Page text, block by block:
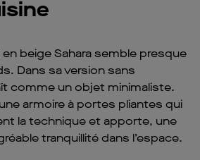
en beige Sahara semble presque
Dans sa version sans
comme un objet minimaliste.
armoire à portes pliantes qui
la technique et apporte, une
tranquillité dans l’espace.